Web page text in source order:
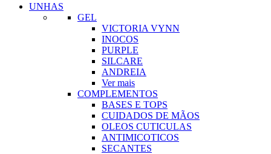
UNHAS
GEL
VICTORIA VYNN
INOCOS
PURPLE
SILCARE
ANDREIA
Ver mais
COMPLEMENTOS
BASES E TOPS
CUIDADOS DE MÃOS
OLEOS CUTICULAS
ANTIMICOTICOS
SECANTES